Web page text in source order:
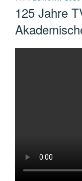
125 Jahre